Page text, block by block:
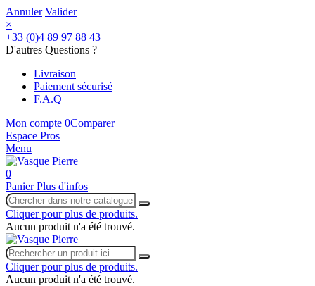
Annuler Valider
×
+33 (0)4 89 97 88 43
D'autres Questions ?
Livraison
Paiement sécurisé
F.A.Q
Mon compte 0Comparer
Espace Pros
Menu
0
Panier Plus d'infos
Cliquer pour plus de produits.
Aucun produit n'a été trouvé.
Cliquer pour plus de produits.
Aucun produit n'a été trouvé.